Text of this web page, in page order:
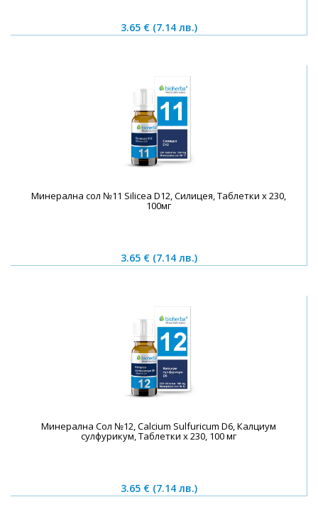
3.65 € (7.14 лв.)
Минерална сол №11 Silicea D12, Силицея, Таблетки х 230,
100мг
3.65 € (7.14 лв.)
Минерална Сол №12, Calcium Sulfuricum D6, Калциум
сулфурикум, Таблетки х 230, 100 мг
3.65 € (7.14 лв.)